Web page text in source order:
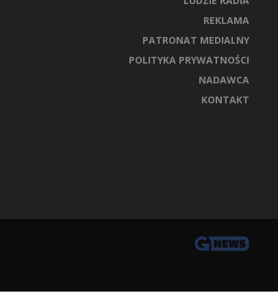
REKLAMA
PATRONAT MEDIALNY
POLITYKA PRYWATNOŚCI
NADAWCA
KONTAKT